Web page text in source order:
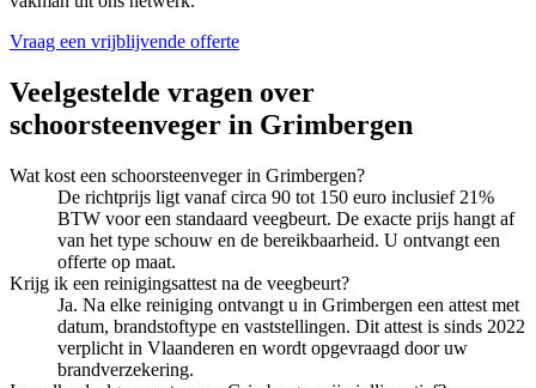
Vraag een vrijblijvende offerte
Veelgestelde vragen over
schoorsteenveger in Grimbergen
Wat kost een schoorsteenveger in Grimbergen?
De richtprijs ligt vanaf circa 90 tot 150 euro inclusief 21%
BTW voor een standaard veegbeurt. De exacte prijs hangt af
van het type schouw en de bereikbaarheid. U ontvangt een
offerte op maat.
Krijg ik een reinigingsattest na de veegbeurt?
Ja. Na elke reiniging ontvangt u in Grimbergen een attest met
datum, brandstoftype en vaststellingen. Dit attest is sinds 2022
verplicht in Vlaanderen en wordt opgevraagd door uw
brandverzekering.